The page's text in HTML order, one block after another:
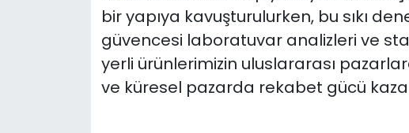
bir yapıya kavuşturulurken, bu sıkı
güvencesi laboratuvar analizleri ve
yerli ürünlerimizin uluslararası
ve küresel pazarda rekabet gücü